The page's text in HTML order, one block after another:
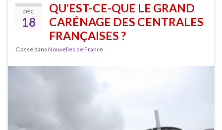
DÉC
18
QU’EST-CE-QUE LE GRAND
CARÉNAGE DES CENTRALES
FRANÇAISES ?
Classé dans Nouvelles de France